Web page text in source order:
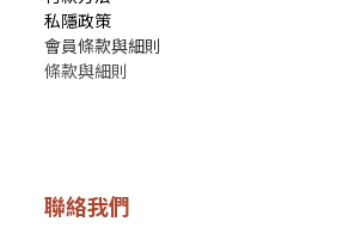
私隱政策
會員條款與細則
條款與細則
聯絡我們